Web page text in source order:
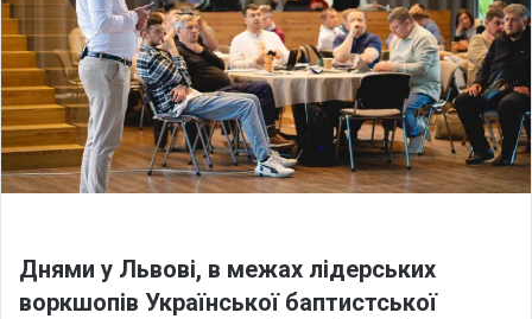
o
n
X
e
m
a
i
l
Днями у Львові, в межах лідерських
воркшопів Української баптистської